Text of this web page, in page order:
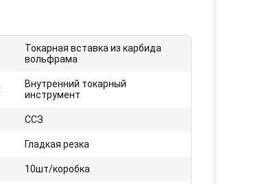
Токарная вставка из карбида
вольфрама
Внутренний токарный
инструмент
ССЗ
Гладкая резка
10шт/коробка